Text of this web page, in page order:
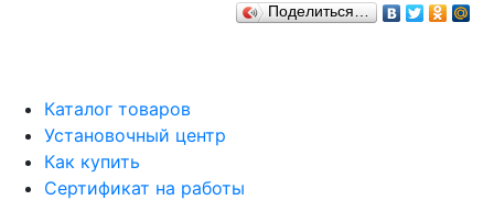
Поделиться…
Каталог товаров
Установочный центр
Как купить
Сертификат на работы